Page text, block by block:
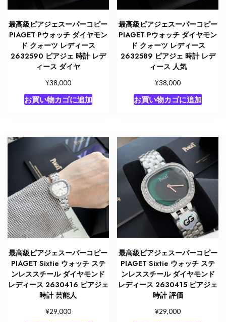
最高級ピアジェスーパーコピー
PIAGET Pウォッチ ダイヤモン
ド クォーツ レディース
2632590 ピアジェ 時計 レデ
ィース ダイヤ
¥38,000
お買い物カゴに追加
最高級ピアジェスーパーコピー
PIAGET Pウォッチ ダイヤモン
ド クォーツ レディース
2632589 ピアジェ 時計 レデ
ィース 人気
¥38,000
お買い物カゴに追加
最高級ピアジェスーパーコピー
PIAGET Sixtie ウォッチ ステ
ンレススチール ダイヤモンド
レディース 2630416 ピアジェ
時計 芸能人
¥29,000
最高級ピアジェスーパーコピー
PIAGET Sixtie ウォッチ ステ
ンレススチール ダイヤモンド
レディース 2630415 ピアジェ
時計 評価
¥29,000